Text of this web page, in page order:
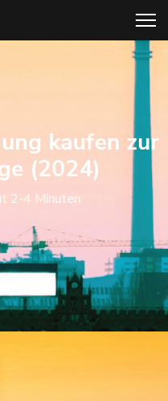
kaufen zur
(2024)
2-4 Minuten